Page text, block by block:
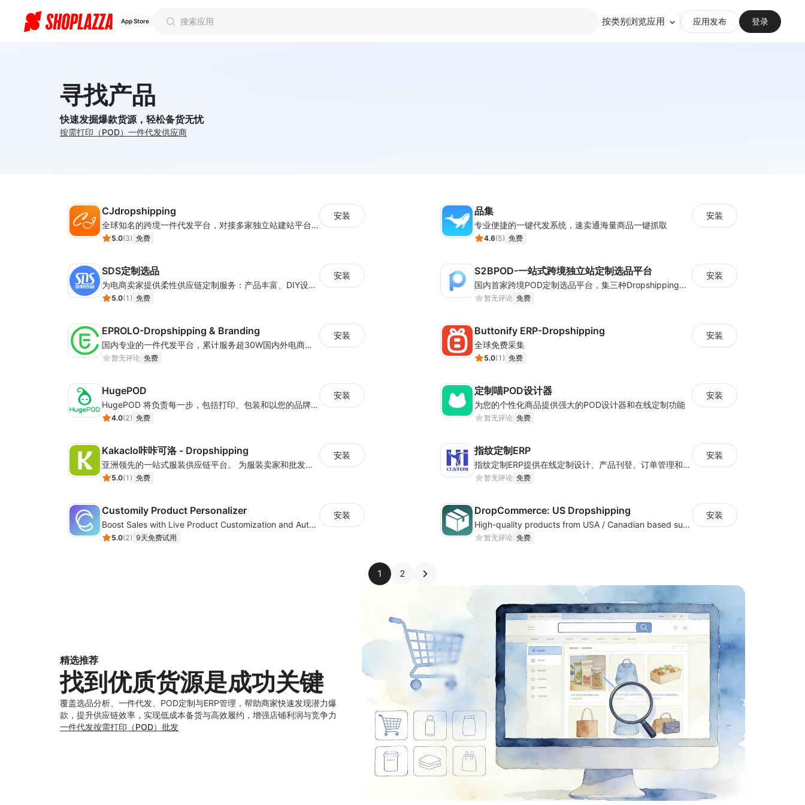
App Store 按类别浏览应用 应用发布 登录
寻找产品
快速发掘爆款货源，轻松备货无忧
按需打印（POD） 一件代发供应商
CJdropshipping
全球知名的跨境一件代发平台，对接多家独立站建站平台及第三方电商平台，累计服务超过四十万家独立站商户，每月订单处理量超百万单，包裹发往全球200多个国家和地区。
5.0(3) 免费
安装 品集
专业便捷的一键代发系统，速卖通海量商品一键抓取
4.6(5) 免费
安装
SDS定制选品
为电商卖家提供柔性供应链定制服务：产品丰富、DIY设计、铺货上架、无库存、一件起订、一件代发
5.0(1 ) 免费
安装 S2BPOD-一站式跨境独立站定制选品平台
国内首家跨境POD定制选品平台，集三种Dropshipping模式：热卖成品海量数据模式、千款产品批量设计模式、定制POD模式，独品开模，一站式服务
暂无评论 免费
安装
EPROLO-Dropshipping & Branding
国内专业的一件代发平台，累计服务超30W国内外电商卖家，超一万平米深圳及义乌处理中心，日均处理订单2W+，稳定合作供应商3W家，自有百万级SKU. 是跨境中小卖家的不二选择.
暂无评论 免费
安装 Buttonify ERP-Dropshipping
全球免费采集
5.0(1 ) 免费
安装
HugePOD
HugePOD 将负责每一步，包括打印、包装和以您的品牌将产品运送给您的客户。您将免于生产、存储或前期成本。使用 HugePOD，您可以专注于您的业务发展，只需点击几下即可创建有吸引力的产品并在您的商店中出售它们。更重要的是，您可以零风险开始您的一件代发业务——您只需在客户向您下订单时支付 HugePOD！
4.0(2) 免费
安装 定制喵POD设计器
为您的个性化商品提供强大的POD设计器和在线定制功能
暂无评论 免费
安装
Kakaclo咔咔可洛 - Dropshipping
亚洲领先的一站式服装供应链平台。 为服装卖家和批发商提供设计打样、小规模生产、仓储与一件代发的一站式服务
5.0(1 ) 免费
安装 指纹定制ERP
指纹定制ERP提供在线定制设计、产品刊登、订单管理和物流管理等全流程管理服务。
暂无评论 免费
安装
Customily Product Personalizer
Boost Sales with Live Product Customization and Automatic Fulfillment
5.0(2) 9天免费试用
安装 DropCommerce: US Dropshipping
High-quality products from USA / Canadian based suppliers
暂无评论 免费
安装
1 2
精选推荐
找到优质货源是成功关键
覆盖选品分析、一件代发、POD定制与ERP管理，帮助商家快速发现潜力爆
款，提升供应链效率，实现低成本备货与高效履约，增强店铺利润与竞争力
一件代发按需打印（POD） 批发